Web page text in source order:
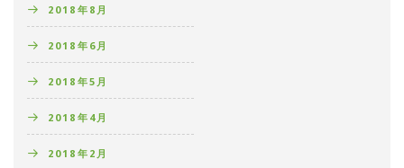
2018年8月
2018年6月
2018年5月
2018年4月
2018年2月